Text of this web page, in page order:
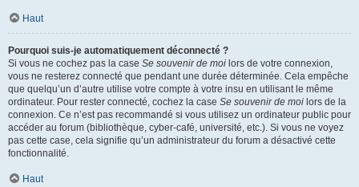
Haut
Pourquoi suis-je automatiquement déconnecté ?
Si vous ne cochez pas la case Se souvenir de moi lors de votre connexion,
vous ne resterez connecté que pendant une durée déterminée. Cela empêche
que quelqu’un d’autre utilise votre compte à votre insu en utilisant le même
ordinateur. Pour rester connecté, cochez la case Se souvenir de moi lors de la
connexion. Ce n’est pas recommandé si vous utilisez un ordinateur public pour
accéder au forum (bibliothèque, cyber-café, université, etc.). Si vous ne voyez
pas cette case, cela signifie qu’un administrateur du forum a désactivé cette
fonctionnalité.
Haut